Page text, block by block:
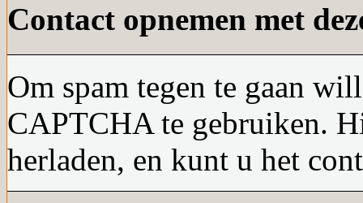
Contact opnemen met
Om spam tegen te gaan
CAPTCHA te gebruiken.
herladen, en kunt u het